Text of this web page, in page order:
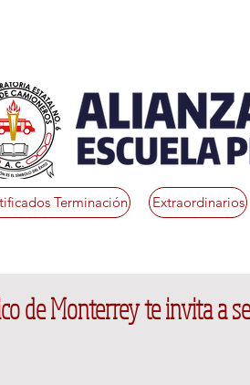
Terminación Extraordinarios
de Monterrey te invita a